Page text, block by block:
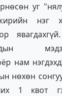
уг
нэг
нам
нөхөн
1 квот